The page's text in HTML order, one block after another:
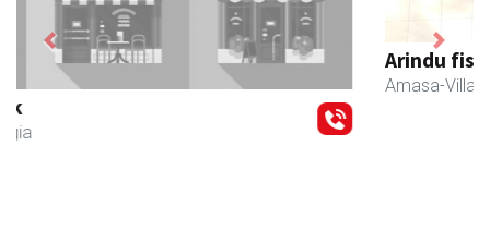
Arindu fisioterapia eta osteopatia
Amasa-Villabona - Fisioterapia
Previous